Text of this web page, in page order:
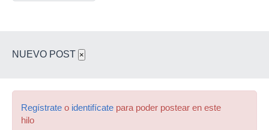
NUEVO POST ×
Regístrate o identifícate para poder postear en este
hilo